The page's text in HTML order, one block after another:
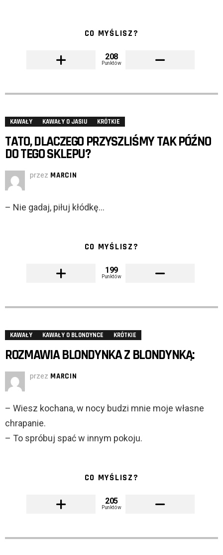
CO MYŚLISZ?
208
Punktów
KAWAŁY KAWAŁY O JASIU KRÓTKIE
TATO, DLACZEGO PRZYSZLIŚMY TAK PÓŹNO
DO TEGO SKLEPU?
przez MARCIN
– Nie gadaj, piłuj kłódkę…
CO MYŚLISZ?
199
Punktów
KAWAŁY KAWAŁY O BLONDYNCE KRÓTKIE
ROZMAWIA BLONDYNKA Z BLONDYNKĄ:
przez MARCIN
– Wiesz kochana, w nocy budzi mnie moje własne
chrapanie.
– To spróbuj spać w innym pokoju.
CO MYŚLISZ?
205
Punktów